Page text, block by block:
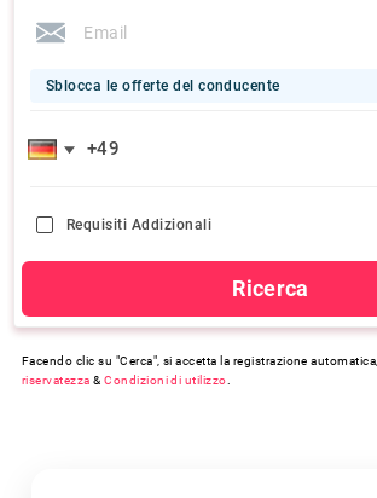
Sblocca le offerte del conducente
Requisiti Addizionali
Ricerca
Facendo clic su "Cerca", si accetta la registrazione automatica,
riservatezza &Condizioni di utilizzo